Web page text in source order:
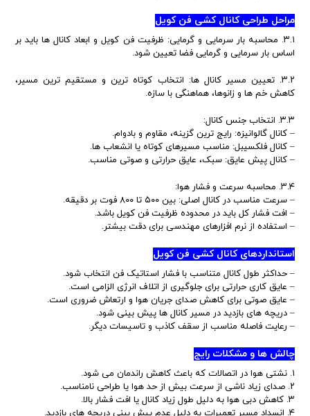
مراحل طراحی کانال کشی فن کویل
۳.۱. محاسبه بار سرمایی و گرمایی: ظرفیت فن کویل و ابعاد کانال ها باید بر
اساس بار سرمایی و گرمایی فضا تعیین شود.
۳.۲. تعیین مسیر کانال ها: انتخاب کوتاه ترین و مستقیم ترین مسیر،
کاهش خم ها و زانوها، هماهنگی با سازه.
۳.۳. انتخاب جنس کانال:
– کانال گالوانیزه: رایج ترین گزینه، مقاوم و بادوام.
– کانال فلکسیبل: مناسب مسیرهای کوتاه یا انشعاب ها.
– کانال پیش عایق: سبک، عایق حرارتی و صوتی مناسب.
۳.۴. محاسبه سرعت و فشار هوا:
– سرعت مناسب در کانال اصلی: بین ۵۰۰ تا ۸۰۰ فوت بر دقیقه.
– افت فشار کل باید در محدوده ظرفیت فن کویل باشد.
– استفاده از نرم افزارهای مهندسی برای دقت بیشتر.
استانداردهای کانال کشی فن کویل
– حداکثر طول کانال متناسب با فشار استاتیک فن انتخاب شود.
– عایق کاری حرارتی برای جلوگیری از اتلاف انرژی الزامی است.
– عایق صوتی برای کاهش صدای جریان هوا و ارتعاش ضروری است.
– دریچه های بازدید در مسیر کانال ها پیش بینی شود.
– رعایت فاصله مناسب از سقف کاذب و تاسیسات دیگر.
چالش ها و مشکلات رایج
۱. نشتی هوا در اتصالات که باعث کاهش راندمان می شود.
۲. صدای زیاد ناشی از سرعت بیش از حد هوا یا طراحی نامناسب.
۳. کاهش دبی هوا به دلیل طول زیاد کانال یا افت فشار بالا.
۴. انسداد مسیر تعمیرات به دلیل عدم پیش بینی دریچه های بازدید.